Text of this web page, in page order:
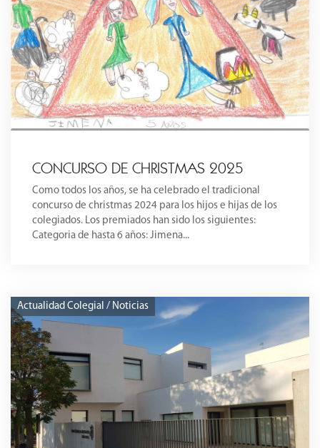
CONCURSO DE CHRISTMAS 2025
Como todos los años, se ha celebrado el tradicional
concurso de christmas 2024 para los hijos e hijas de los
colegiados. Los premiados han sido los siguientes:
Categoria de hasta 6 años: Jimena...
Actualidad Colegial / Noticias